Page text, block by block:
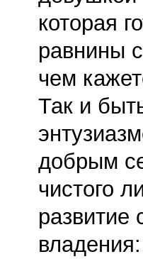
которая
равнины
чем
Так и
добрым
чистого
развитие